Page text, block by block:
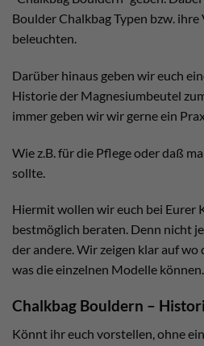
Boulder Chalkbag Typen bzw.
beleuchten.
Darüber hinaus geben wir euch
Historie der Magnesiumbeutel
immer geben wir wir gerne ein
Wie z.B. für die Pflege oder daß
sollte.
Hiermit wollen wir euch bei Eurer
bestmöglich beraten. Denn nicht
der andere. Wir zeigen klar auf
was die einzelnen Modelle können.
Chalkbag Bouldern –
Könnt ihr euch vorstellen, ohne